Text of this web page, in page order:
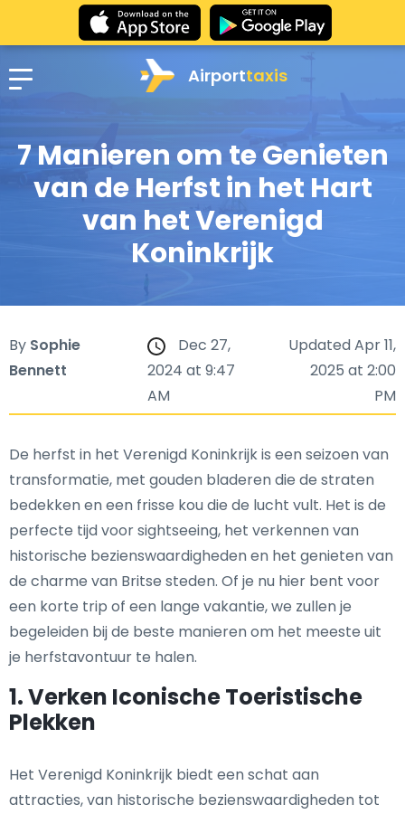
Airporttaxis
7 Manieren om te Genieten
van de Herfst in het Hart
van het Verenigd
Koninkrijk
By Sophie
Bennett
Dec 27,
2024 at 9:47
AM
Updated Apr 11,
2025 at 2:00
PM
De herfst in het Verenigd Koninkrijk is een seizoen van
transformatie, met gouden bladeren die de straten
bedekken en een frisse kou die de lucht vult. Het is de
perfecte tijd voor sightseeing, het verkennen van
historische bezienswaardigheden en het genieten van
de charme van Britse steden. Of je nu hier bent voor
een korte trip of een lange vakantie, we zullen je
begeleiden bij de beste manieren om het meeste uit
je herfstavontuur te halen.
1. Verken Iconische Toeristische
Plekken
Het Verenigd Koninkrijk biedt een schat aan
attracties, van historische bezienswaardigheden tot